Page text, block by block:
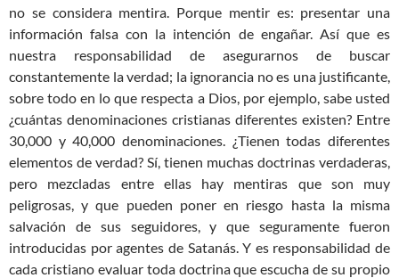
no se considera mentira. Porque mentir es: presentar una
información falsa con la intención de engañar. Así que es
nuestra responsabilidad de asegurarnos de buscar
constantemente la verdad; la ignorancia no es una justificante,
sobre todo en lo que respecta a Dios, por ejemplo, sabe usted
¿cuántas denominaciones cristianas diferentes existen? Entre
30,000 y 40,000 denominaciones. ¿Tienen todas diferentes
elementos de verdad? Sí, tienen muchas doctrinas verdaderas,
pero mezcladas entre ellas hay mentiras que son muy
peligrosas, y que pueden poner en riesgo hasta la misma
salvación de sus seguidores, y que seguramente fueron
introducidas por agentes de Satanás. Y es responsabilidad de
cada cristiano evaluar toda doctrina que escucha de su propio